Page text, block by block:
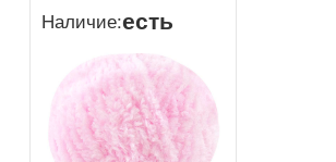
Наличие:есть